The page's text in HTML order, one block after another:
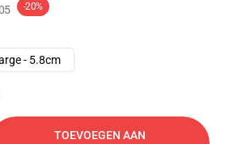
-20%
- 5.8cm
TOEVOEGEN AAN